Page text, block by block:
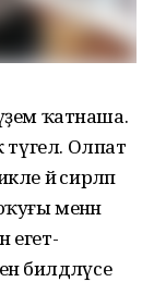
ҡатнаша.
түгел. Олпат
йә сирләп
менән
егет-
билдәләүсе